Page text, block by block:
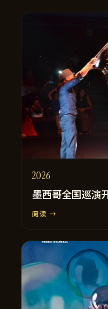
2026
墨西哥全国巡
阅读 →